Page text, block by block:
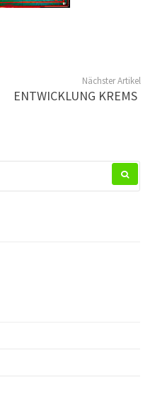
Nächster Artikel
ENTWICKLUNG KREMS